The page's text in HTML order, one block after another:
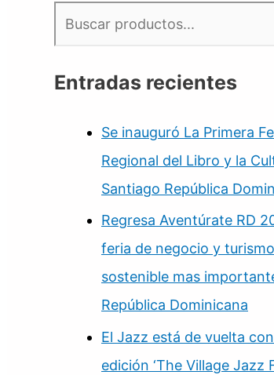
Entradas recientes
Se inauguró La Primera
Regional del Libro y la
Santiago República
Regresa Aventúrate RD
feria de negocio y turismo
sostenible mas
República Dominicana
El Jazz está de vuelta
edición ‘The Village Jazz